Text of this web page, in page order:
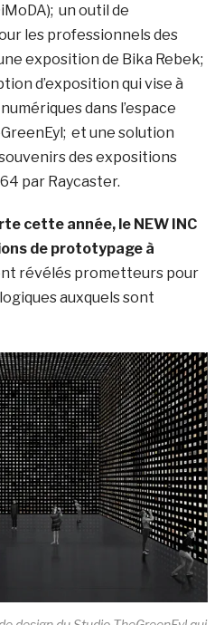
un outil de
les professionnels des
exposition de Bika Rebek;
d’exposition qui vise à
dans l’espace
et une solution
des expositions
par Raycaster.
cette année, le NEW INC
de prototypage à
révélés prometteurs pour
auxquels sont